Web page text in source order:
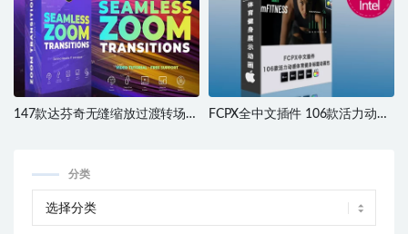
147款达芬奇无缝缩放过渡转场效
FCPX全中文插件 106款活力动感
分类